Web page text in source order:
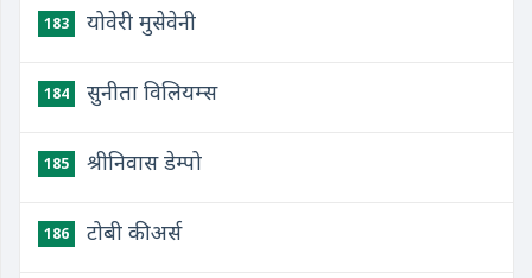
183 योवेरी मुसेवेनी
184 सुनीता विलियम्स
185 श्रीनिवास डेम्पो
186 टोबी कीअर्स